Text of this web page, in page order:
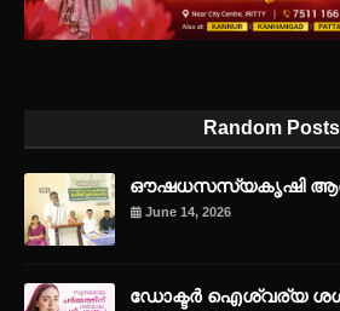
Random Posts
ഔഷധസസ്യകൃഷി
June 14, 2026
ഡോക്ടർ ഐശ്വര്യ